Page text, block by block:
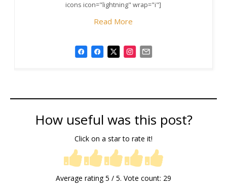
icons icon="lightning" wrap="i"]
Read More
How useful was this post?
Click on a star to rate it!
Average rating5 / 5. Vote count: 29